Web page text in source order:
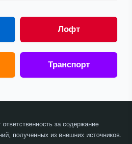
Лофт
Транспорт
ответственность за содержание
полученных из внешних источников.